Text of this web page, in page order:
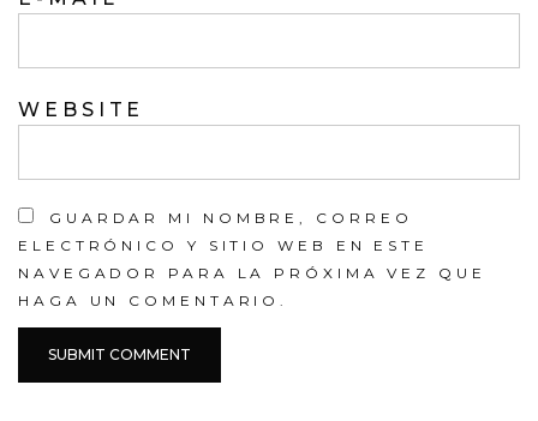
WEBSITE
GUARDAR MI NOMBRE, CORREO
ELECTRÓNICO Y SITIO WEB EN ESTE
NAVEGADOR PARA LA PRÓXIMA VEZ QUE
HAGA UN COMENTARIO.